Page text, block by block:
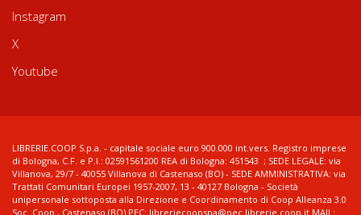
Instagram
X
Youtube
LIBRERIE.COOP S.p.a. - capitale sociale euro 900.000 int.vers. Registro imprese
di Bologna, C.F. e P.I.: 02591561200 REA di Bologna: 451543 ; SEDE LEGALE: via
Villanova, 29/7 - 40055 Villanova di Castenaso (BO) - SEDE AMMINISTRATIVA: via
Trattati Comunitari Europei 1957-2007, 13 - 40127 Bologna - Società
unipersonale sottoposta alla Direzione e Coordinamento di Coop Alleanza 3.0
Soc. Coop., Castenaso (BO) PEC: libreriecoopspa@pec.librerie.coop.it MAIL: